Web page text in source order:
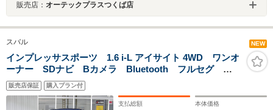
販売店： オーテックプラスつくば店
スバル NEW
インプレッサスポーツ 1.6 i-L アイサイト 4WD ワンオ
ーナー SDナビ Bカメラ Bluetooth フルセグ
ACC LEDライト ドラレコ ETC2.0
販売店保証 購入プラン付
支払総額 本体価格